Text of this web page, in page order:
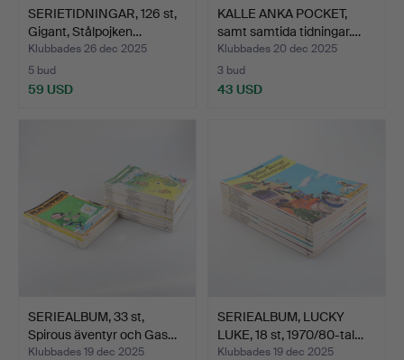
SERIETIDNINGAR, 126 st,
Gigant, Stålpojken…
Klubbades 26 dec 2025
5 bud
59 USD
KALLE ANKA POCKET,
samt samtida tidningar.…
Klubbades 20 dec 2025
3 bud
43 USD
SERIEALBUM, 33 st,
Spirous äventyr och Gas…
Klubbades 19 dec 2025
SERIEALBUM, LUCKY
LUKE, 18 st, 1970/80-tal…
Klubbades 19 dec 2025